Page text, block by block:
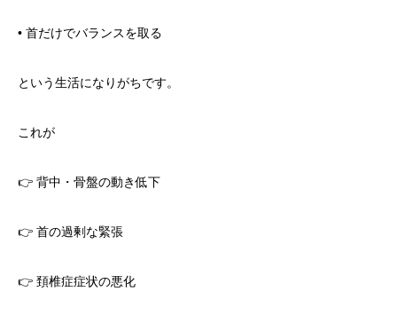
• 首だけでバランスを取る
という生活になりがちです。
これが
👉 背中・骨盤の動き低下
👉 首の過剰な緊張
👉 頚椎症症状の悪化